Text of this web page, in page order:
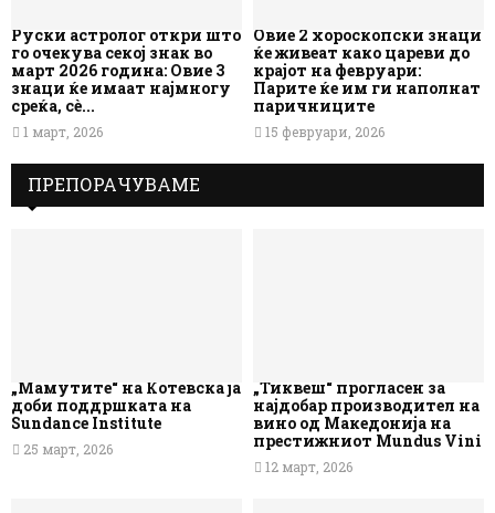
Руски астролог откри што
го очекува секој знак во
март 2026 година: Овие 3
знаци ќе имаат најмногу
среќа, сè...
1 март, 2026
Овие 2 хороскопски знаци
ќе живеат како цареви до
крајот на февруари:
Парите ќе им ги наполнат
паричниците
15 февруари, 2026
ПРЕПОРАЧУВАМЕ
„Мамутите“ на Котевска ја
доби поддршката на
Sundance Institute
25 март, 2026
„Тиквеш“ прогласен за
најдобар производител на
вино од Македонија на
престижниот Mundus Vini
12 март, 2026